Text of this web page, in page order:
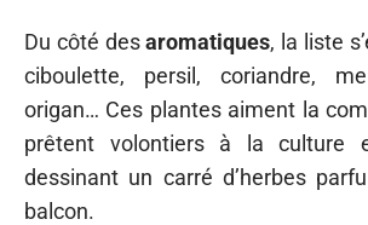
Du côté desaromatiques, la liste
ciboulette, persil, coriandre,
origan… Ces plantes aiment la
prêtent volontiers à la culture
dessinant un carré d’herbes
balcon.